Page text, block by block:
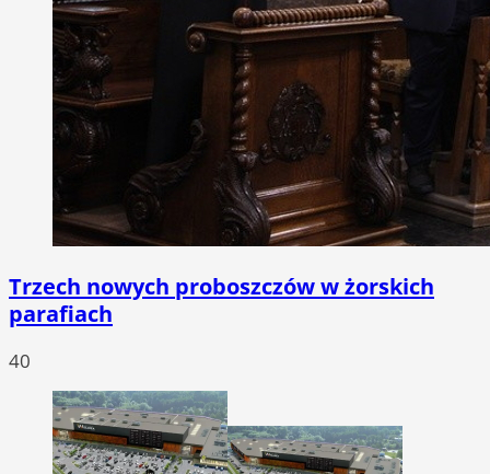
Trzech nowych proboszczów w żorskich
parafiach
40